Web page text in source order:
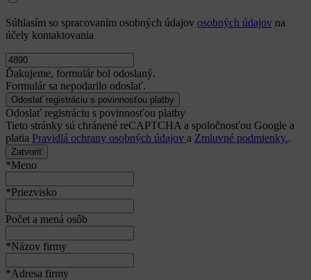
Súhlasím so spracovaním osobných údajov osobných údajov na
účely kontaktovania
Ďakujeme, formulár bol odoslaný.
Formulár sa nepodarilo odoslať.
Odoslať registráciu s povinnosťou platby
Tieto stránky sú chránené reCAPTCHA a spoločnosťou Google a
platia Pravidlá ochrany osobných údajov a Zmluvné podmienky..
Zatvoriť
*Meno
*Priezvisko
Počet a mená osôb
*Názov firmy
*Adresa firmy